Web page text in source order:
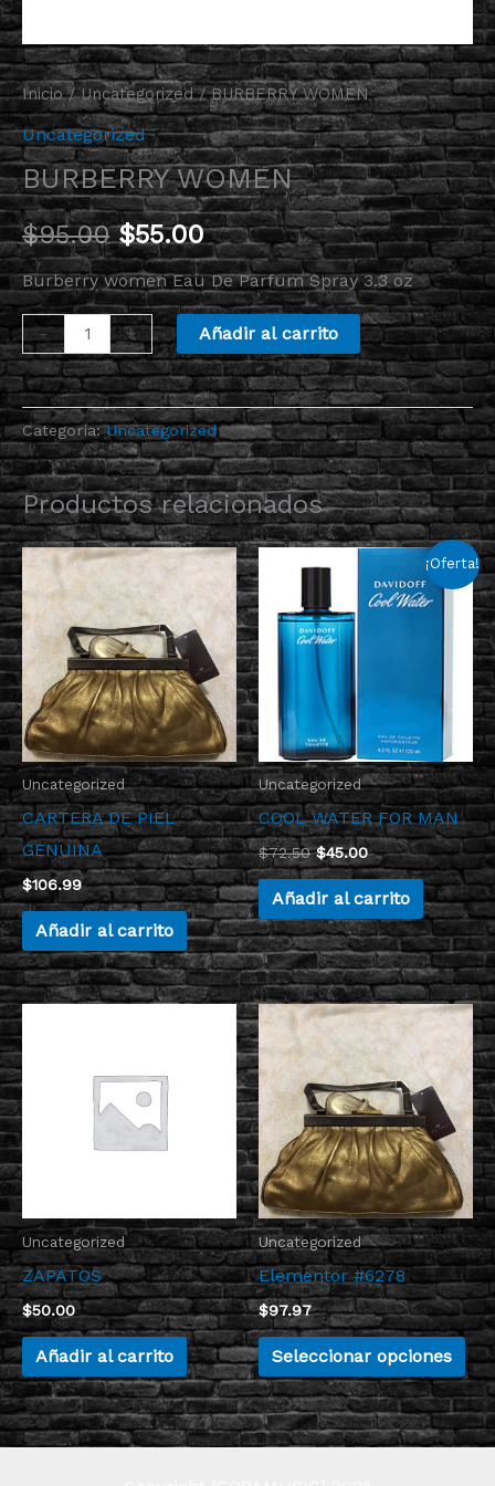
Inicio/Uncategorized/ BURBERRY WOMEN
Uncategorized
BURBERRY WOMEN
$95.00 $55.00
Burberry womenEau De Parfum Spray 3.3 oz
- + Añadir al carrito
Categoría:Uncategorized
Productos relacionados
Uncategorized
CARTERA DE PIEL
GENUINA
$106.99
Añadir al carrito
¡Oferta!
Uncategorized
COOL WATER FOR MAN
$72.50
precio
original
era:
$72.50.
$45.00
El
precio
actual
Añadir al carrito
Uncategorized
ZAPATOS
$50.00
Añadir al carrito
Uncategorized
Elementor #6278
$97.97
Seleccionar opciones
Las
se
en
la
de